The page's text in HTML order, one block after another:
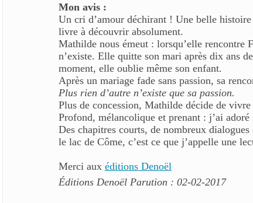
Mon avis :
Un cri d’amour déchirant ! Une belle
livre à découvrir absolument.
Mathilde nous émeut : lorsqu’elle rencontre
n’existe. Elle quitte son mari après dix ans
moment, elle oublie même son enfant.
Après un mariage fade sans passion, sa
Plus rien d’autre n’existe que sa passion.
Plus de concession, Mathilde décide de
Profond, mélancolique et prenant : j’ai
Des chapitres courts, de nombreux
le lac de Côme, c’est ce que j’appelle une
Merci aux éditions Denoël
Éditions Denoël Parution : 02-02-2017